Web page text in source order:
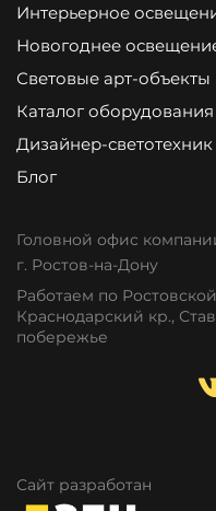
Интерьерное
Новогоднее
Световые арт-объекты
Каталог оборудования
Дизайнер-светотехник
Блог
Головной офис
г. Ростов-на-Дону
Работаем по
Краснодарский кр.,
побережье
Сайт разработан